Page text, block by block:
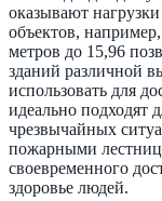
оказывают
объектов,
метров до 15,96
зданий различной
использовать для
идеально подходят
чрезвычайных
пожарными
своевременного
здоровье людей.